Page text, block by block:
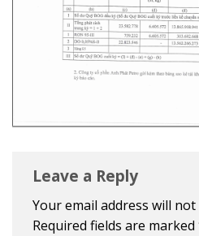
Leave a Reply
Your email address will
Required fields are marked